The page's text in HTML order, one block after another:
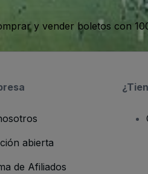
y vender boletos con
abierta
de Afiliados